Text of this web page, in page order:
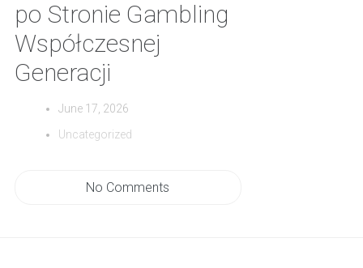
po Stronie Gambling
Współczesnej
Generacji
June 17, 2026
Uncategorized
No Comments